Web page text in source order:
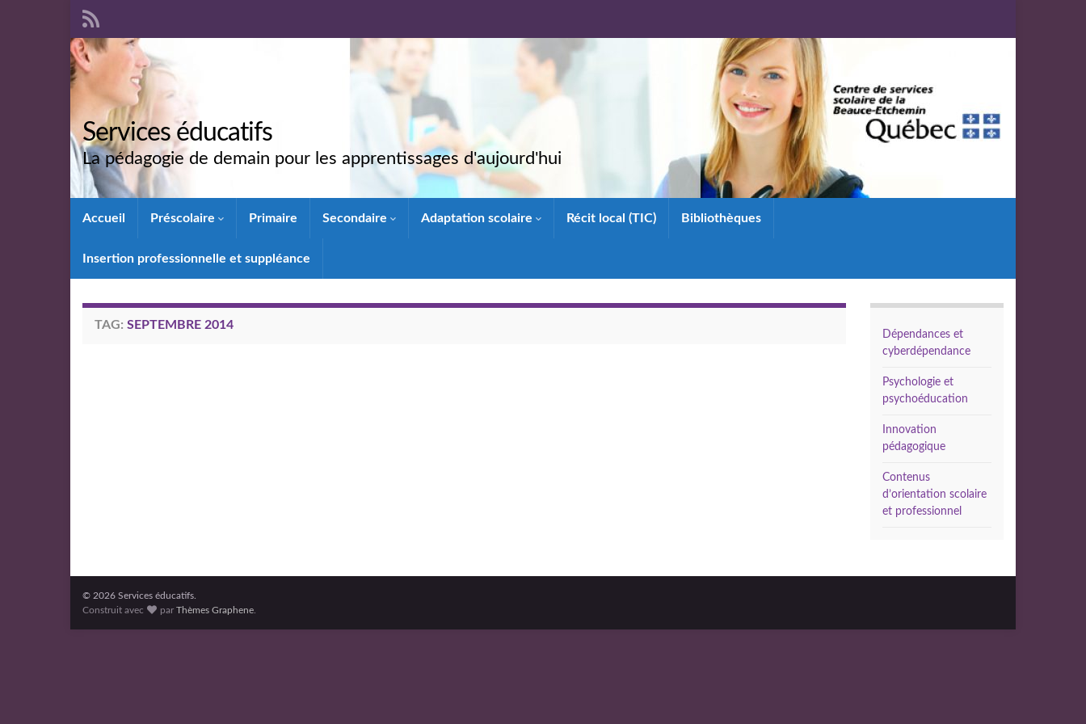
Services éducatifs
La pédagogie de demain pour les apprentissages d'aujourd'hui
Accueil Préscolaire Primaire Secondaire Adaptation scolaire Récit local (TIC) Bibliothèques
Insertion professionnelle et suppléance
TAG: SEPTEMBRE 2014
Dépendances et
cyberdépendance
Psychologie et
psychoéducation
Innovation
pédagogique
Contenus
d’orientation scolaire
et professionnel
© 2026 Services éducatifs.
Construit avec
parThèmes Graphene